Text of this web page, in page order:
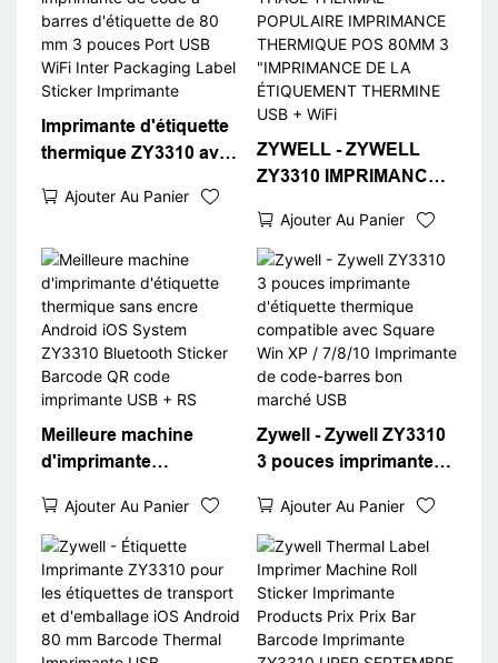
Imprimante d'étiquette
thermique ZY3310 avec
barres d'étiquette de 80
WiFi Inter Packaging
Label Sticker
Imprimante
Ajouter Au Panier
ZYWELL - ZYWELL
ZY3310 IMPRIMANCE
POPULAIRE
IMPRIMANCE
THERMIQUE POS
80MM 3 "IMPRIMANCE
DE LA ÉTIQUEMENT
THERMINE USB + WiFi
Ajouter Au Panier
Meilleure machine
d'imprimante
sans encre Android
iOS System ZY3310
Bluetooth Sticker
Barcode QR code
imprimante USB + RS
Ajouter Au Panier
Zywell - Zywell ZY3310
3 pouces imprimante
compatible avec
Square Win XP / 7/8/10
Imprimante de code-
barres bon marché
USB
Ajouter Au Panier